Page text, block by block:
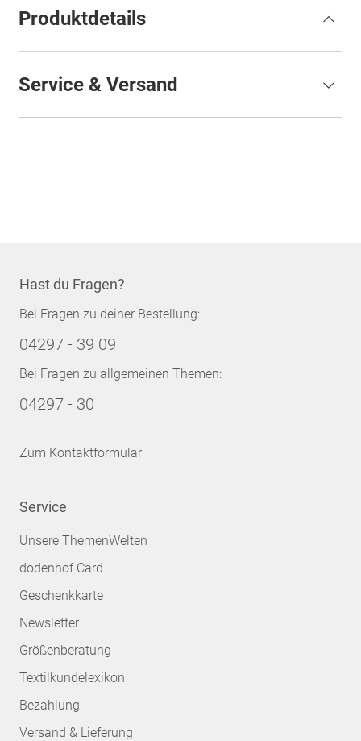
Produktdetails
Service & Versand
Hast du Fragen?
Bei Fragen zu deiner Bestellung:
04297 - 39 09
Bei Fragen zu allgemeinen Themen:
04297 - 30
Zum Kontaktformular
Service
Unsere ThemenWelten
dodenhof Card
Geschenkkarte
Newsletter
Größenberatung
Textilkundelexikon
Bezahlung
Versand & Lieferung